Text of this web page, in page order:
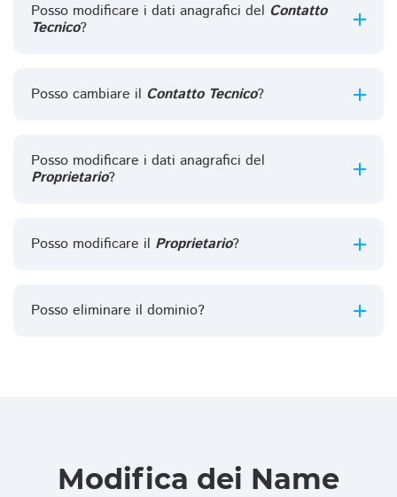
Posso modificare i dati anagrafici del Contatto
Tecnico?
Posso cambiare il Contatto Tecnico?
Posso modificare i dati anagrafici del
Proprietario?
Posso modificare il Proprietario?
Posso eliminare il dominio?
Modifica dei Name